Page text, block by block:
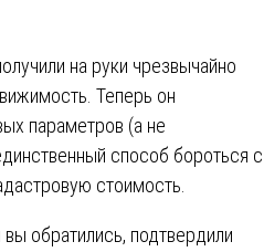
на руки чрезвычайно
Теперь он
параметров (а не
способ бороться с
стоимость.
обратились, подтвердили